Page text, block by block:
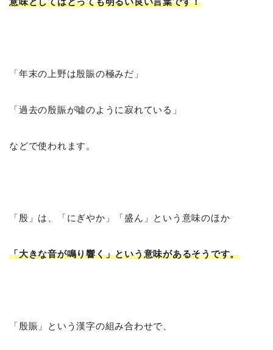
「年末の上野は殷賑の極みだ」
「過去の殷賑が嘘のように寂れている」
などで使われます。
「殷」は、「にぎやか」「盛ん」という意味のほか
「大きな音が鳴り響く」という意味があるそうです。
「殷賑」という漢字の組み合わせで、